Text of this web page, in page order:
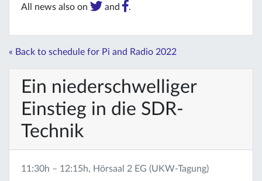
All news also on and .
« Back to schedule for Pi and Radio 2022
Ein niederschwelliger
Einstieg in die SDR-
Technik
11:30h – 12:15h, Hörsaal 2 EG (UKW-Tagung)